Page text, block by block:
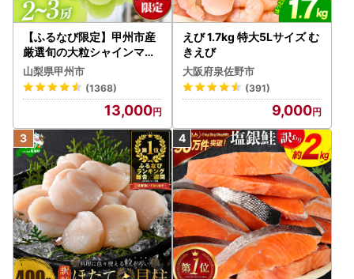
【ふるなび限定】甲州市産
厳選旬の大粒シャインマス
カット 約1.3kg 2～3房【2
026年発送】（MG）B12-
472 FN-Limited-VO シャ
インマスカット フルーツ
山梨県甲州市
(1368)
13,000
えび 1.7kg 特大5Lサイズ む
きえび
大阪府泉佐野市
(391)
9,000